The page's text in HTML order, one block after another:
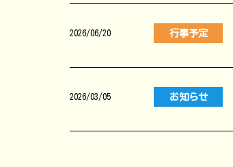
2026/06/20 行事予定
2026/03/05 お知らせ